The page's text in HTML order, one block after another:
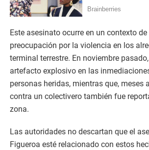
Este asesinato ocurre en un contexto
preocupación por la violencia en los
terminal terrestre. En noviembre
artefacto explosivo en las
personas heridas, mientras que, meses
contra un colectivero también fue
zona.
Las autoridades no descartan que el
Figueroa esté relacionado con estos